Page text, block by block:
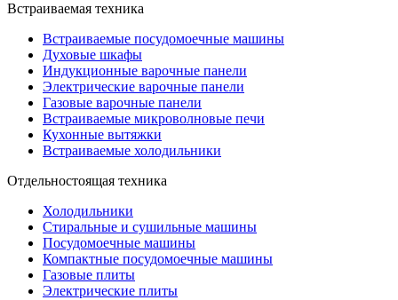
Встраиваемая техника
Встраиваемые посудомоечные машины
Духовые шкафы
Индукционные варочные панели
Электрические варочные панели
Газовые варочные панели
Встраиваемые микроволновые печи
Кухонные вытяжки
Встраиваемые холодильники
Отдельностоящая техника
Холодильники
Стиральные и сушильные машины
Посудомоечные машины
Компактные посудомоечные машины
Газовые плиты
Электрические плиты